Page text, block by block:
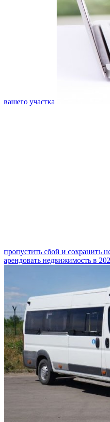
вашего участка
пропустить сбой и сохранить
арендовать недвижимость в